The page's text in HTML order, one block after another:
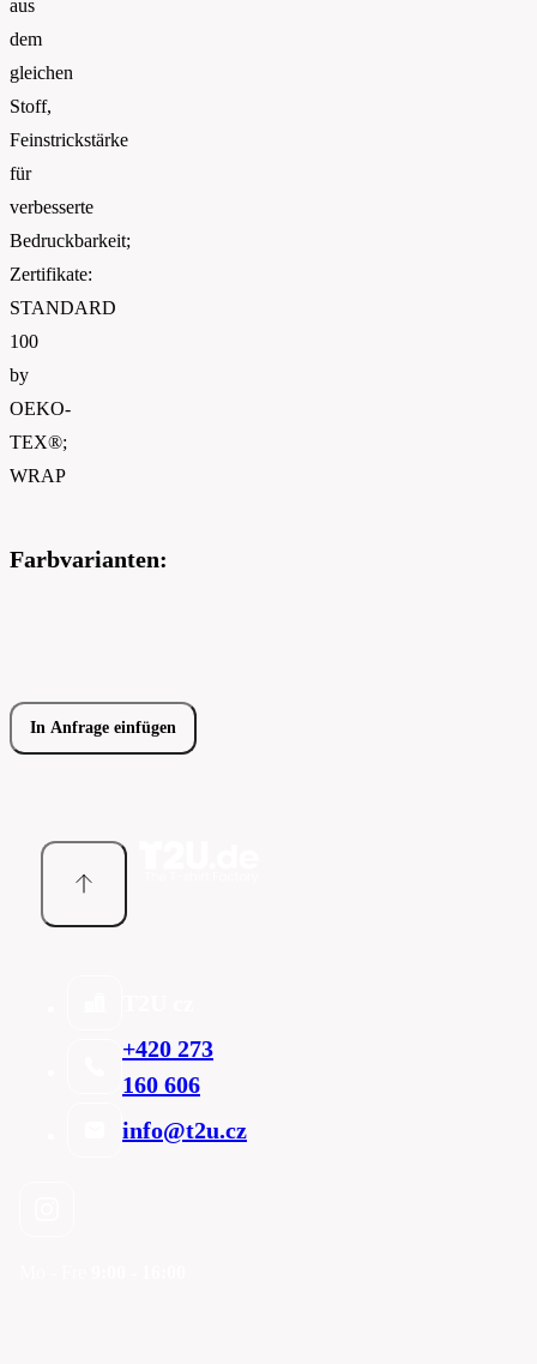
aus
dem
gleichen
Stoff,
Feinstrickstärke
für
verbesserte
Bedruckbarkeit;
Zertifikate:
STANDARD
100
by
OEKO-
TEX®;
WRAP
Farbvarianten:
In Anfrage einfügen
+420 273
160 606
info@t2u.cz